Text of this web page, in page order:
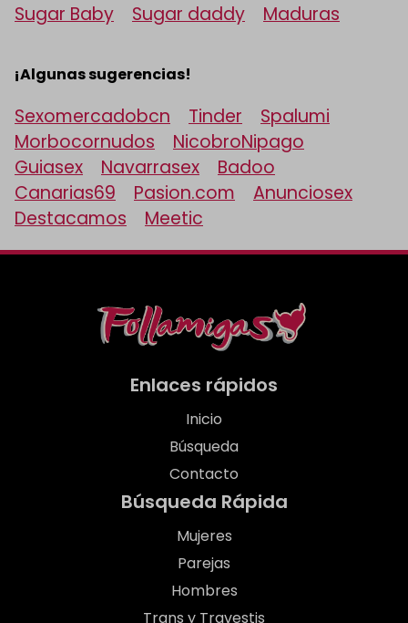
Sugar Baby Sugar daddy Maduras
¡Algunas sugerencias!
Sexomercadobcn Tinder
Spalumi
Morbocornudos
NicobroNipago
Guiasex
Navarrasex
Badoo
Canarias69
Pasion.com
Anunciosex
Destacamos
Meetic
Enlaces rápidos
Inicio
Búsqueda
Contacto
Búsqueda Rápida
Mujeres
Parejas
Hombres
Trans y Travestis